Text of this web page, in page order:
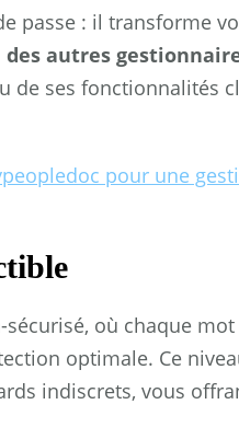
passe : il transforme
autres
de ses fonctionnalités
pour une
sécurisé, où chaque
optimale. Ce
indiscrets, vous